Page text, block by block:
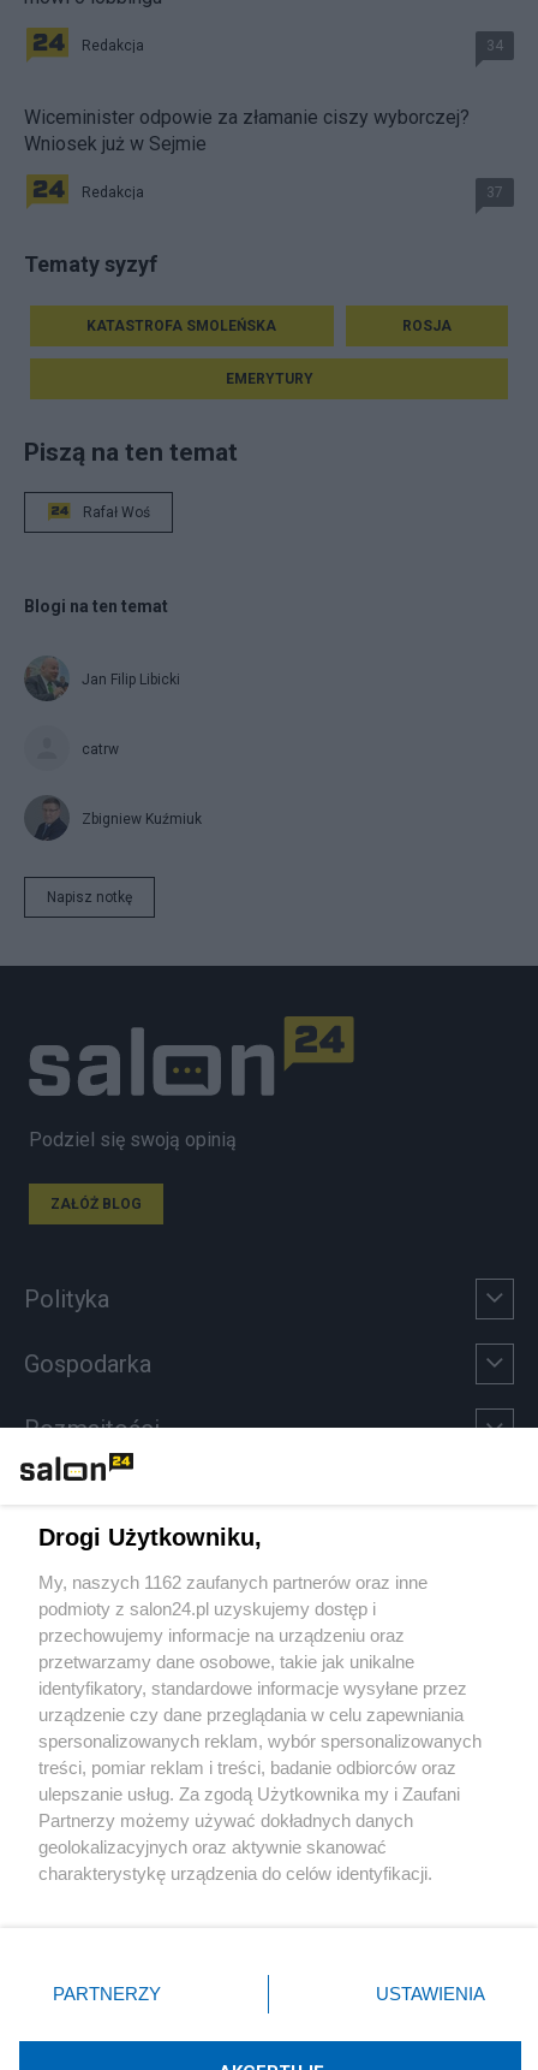
Redakcja 34
Wiceminister odpowie za złamanie ciszy wyborczej?
Wniosek już w Sejmie
Redakcja 37
Tematy syzyf
KATASTROFA SMOLEŃSKA ROSJA
EMERYTURY
Piszą na ten temat
Rafał Woś
Blogi na ten temat
Jan Filip Libicki
catrw
Zbigniew Kuźmiuk
Napisz notkę
Podziel się swoją opinią
ZAŁÓŻ BLOG
Polityka
Gospodarka
Rozmaitości
Sport
Społeczeństwo
Kultura
X Facebook Instagram Youtube
Drogi Użytkowniku,
My, naszych 1162 zaufanych partnerów oraz inne
podmioty z salon24.pl uzyskujemy dostęp i
przechowujemy informacje na urządzeniu oraz
przetwarzamy dane osobowe, takie jak unikalne
identyfikatory, standardowe informacje wysyłane przez
urządzenie czy dane przeglądania w celu zapewniania
spersonalizowanych reklam, wybór spersonalizowanych
treści, pomiar reklam i treści, badanie odbiorców oraz
ulepszanie usług. Za zgodą Użytkownika my i Zaufani
Partnerzy możemy używać dokładnych danych
geolokalizacyjnych oraz aktywnie skanować
charakterystykę urządzenia do celów identyfikacji.
zmienić/wycofać klikając przycisk ustawień prywatności
znajdujący się w lewym dolnym rogu strony
rodzaje przetwarzania danych nie wymagają zgody
użytkownika, ale masz prawo sprzeciwić się takiemu
PARTNERZY USTAWIENIA